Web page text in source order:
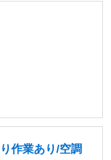
作業あり/空調